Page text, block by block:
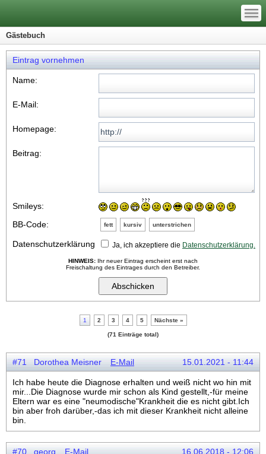
—
—
—
Gästebuch
Eintrag vornehmen
Name:
E-Mail:
Homepage:
Beitrag:
Smileys:
BB-Code:
fett kursiv unterstrichen
Datenschutzerklärung Ja, ich akzeptiere die Datenschutzerklärung.
HINWEIS: Ihr neuer Eintrag erscheint erst nach
Freischaltung des Eintrages durch den Betreiber.
1 2 3 4 5 Nächste »
(71 Einträge total)
#71 Dorothea Meisner E-Mail 15.01.2021 - 11:44
Ich habe heute die Diagnose erhalten und weiß nicht wo hin mit
mir...Die Diagnose wurde mir schon als Kind gestellt,-für meine
Eltern war es eine "neumodische"Krankheit die es nicht gibt.Ich
bin aber froh darüber,-das ich mit dieser Krankheit nicht alleine
bin.
#70 georg E-Mail 16.06.2018 - 12:06